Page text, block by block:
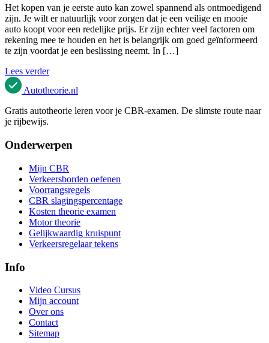
Het kopen van je eerste auto kan zowel spannend als ontmoedigend
zijn. Je wilt er natuurlijk voor zorgen dat je een veilige en mooie
auto koopt voor een redelijke prijs. Er zijn echter veel factoren om
rekening mee te houden en het is belangrijk om goed geïnformeerd
te zijn voordat je een beslissing neemt. In […]
Lees verder
Autotheorie.nl
Gratis autotheorie leren voor je CBR-examen. De slimste route naar
je rijbewijs.
Onderwerpen
Mijn CBR
Verkeersborden oefenen
Voorrangsregels
CBR slagingspercentage
Kosten theorie examen
Motor theorie
Gelijkwaardig kruispunt
Verkeersregelaar tekens
Info
Video Cursus
Mijn account
Over ons
Contact
Sitemap